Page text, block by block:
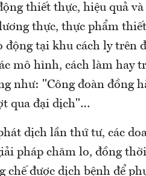
thiết thực, hiệu quả
thực, thực phẩm thiết
tại khu cách ly trên
mô hình, cách làm hay
như: "Công đoàn đồng
qua đại dịch"…
dịch lần thứ tư, các
pháp chăm lo, đồng
chế được dịch bệnh để